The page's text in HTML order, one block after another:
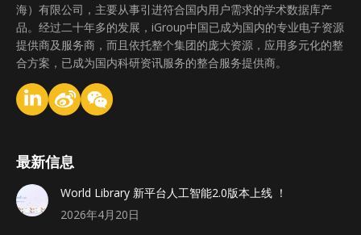
海）有限公司，主要从事引进符合国内用户需求的学术数据库产
品。经过二十年多的发展，iGroup中国已成为国内的专业电子资源
提供商及服务商，而且依托整个集团的庞大资源，应用多元化的整
合方案，已成为国内科研资讯服务的整合服务提供商。
最新信息
World Library 新平台人工智能2.0版本上线 ！
2026年4月20日